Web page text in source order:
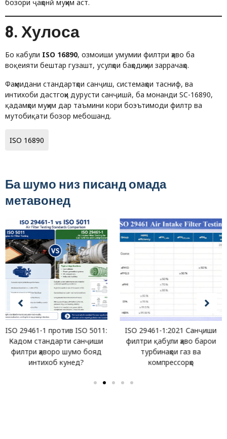
бозори ҷаҳонӣ муҳим аст.
8. Хулоса
Бо кабули ISO 16890, озмоиши умумии филтри ҳаво ба
воқеияти бештар гузашт, усулҳои баҳодиҳии заррачаҳо.
Фаҳмидани стандартҳои санҷиш, системаҳои тасниф, ва
интихоби дастгоҳи дурусти санҷишӣ, ба монанди SC-16890,
қадамҳои муҳим дар таъмини кори боэътимоди филтр ва
мутобиқати бозор мебошанд.
ISO 16890
Ба шумо низ писанд омада
метавонед
ISO 29461-1 против ISO 5011:
Кадом стандарти санҷиши
филтри ҳаворо шумо бояд
интихоб кунед?
ISO 29461-1:2021 Санҷиши
филтри қабули ҳаво барои
турбинаҳои газ ва
компрессорҳо